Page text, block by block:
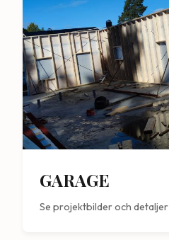
GARAGE
Se projektbilder och detaljer